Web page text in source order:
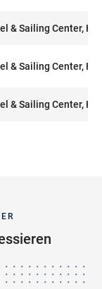
& Sailing Center,
& Sailing Center,
& Sailing Center,